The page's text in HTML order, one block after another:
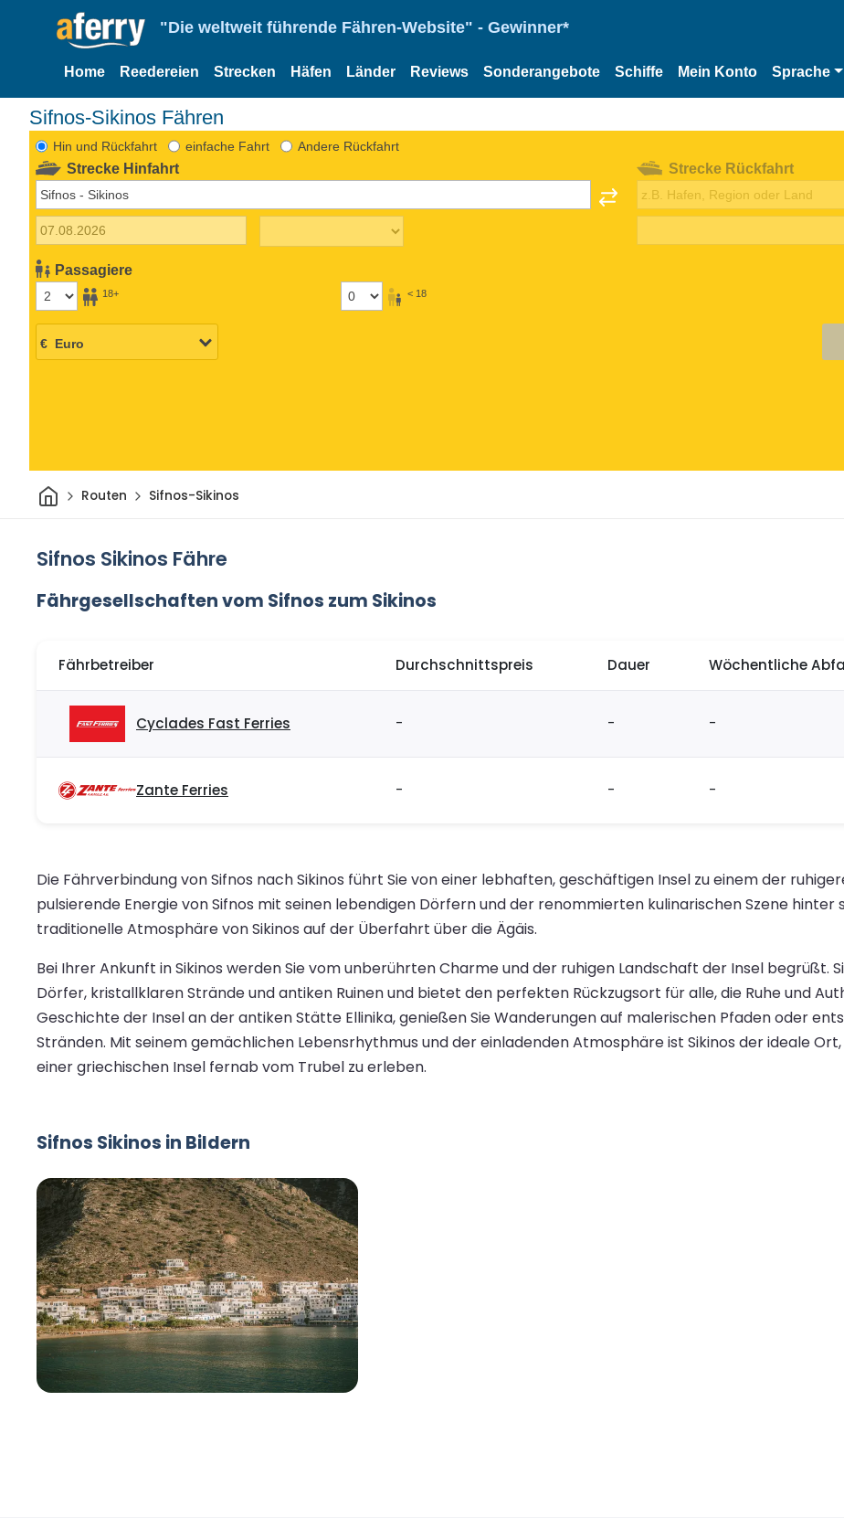
"Die weltweit führende Fähren-Website" - Gewinner*
Home Reedereien Strecken Häfen Länder Reviews Sonderangebote Schiffe Mein Konto Sprache
Sifnos-Sikinos Fähren
Hin und Rückfahrt einfache Fahrt Andere Rückfahrt
Strecke Hinfahrt
Passagiere
18+ < 18
Strecke Rückfahrt
HeimRouten Sifnos-Sikinos
Sifnos Sikinos Fähre
Fährgesellschaften vom Sifnos zum Sikinos
Fährbetreiber Durchschnittspreis Dauer Wöchentliche
Cyclades Fast Ferries - - -
Zante Ferries - - -
Die Fährverbindung von Sifnos nach Sikinos führt Sie von einer lebhaften, geschäftigen Insel zu einem der
pulsierende Energie von Sifnos mit seinen lebendigen Dörfern und der renommierten kulinarischen Szene hinter
traditionelle Atmosphäre von Sikinos auf der Überfahrt über die Ägäis.
Bei Ihrer Ankunft in Sikinos werden Sie vom unberührten Charme und der ruhigen Landschaft der Insel begrüßt.
Dörfer, kristallklaren Strände und antiken Ruinen und bietet den perfekten Rückzugsort für alle, die Ruhe und
Geschichte der Insel an der antiken Stätte Ellinika, genießen Sie Wanderungen auf malerischen Pfaden oder
Stränden. Mit seinem gemächlichen Lebensrhythmus und der einladenden Atmosphäre ist Sikinos der ideale
einer griechischen Insel fernab vom Trubel zu erleben.
Sifnos Sikinos in Bildern